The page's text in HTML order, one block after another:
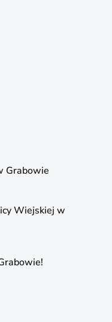
Grabowie
Wiejskiej w